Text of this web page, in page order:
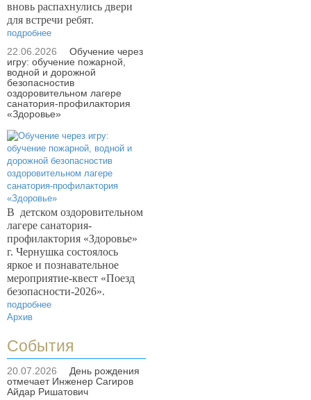
вновь распахнулись двери
для встречи ребят.
подробнее
22.06.2026
Обучение через
игру: обучение пожарной,
водной и дорожной
безопасностив
оздоровительном лагере
санатория-профилактория
«Здоровье»
В детском оздоровительном
лагере санатория-
профилактория «Здоровье»
г. Чернушка состоялось
яркое и познавательное
мероприятие-квест «Поезд
безопасности-2026».
подробнее
Архив
События
20.07.2026
День рождения
отмечает Инженер Сагиров
Айдар Ришатович